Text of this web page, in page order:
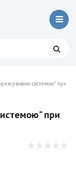
системою" при
при